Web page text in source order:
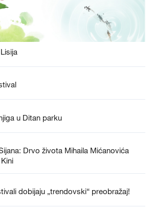
u Ditan parku
Drvo života Mihaila Mićanovića
dobijaju „trendovski“ preobražaj!